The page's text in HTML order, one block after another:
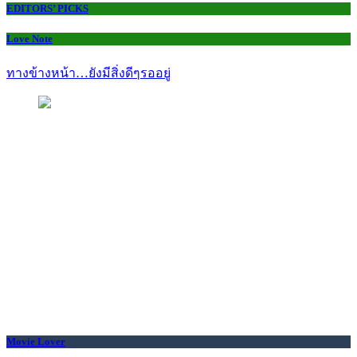
EDITORS’ PICKS
Love Note
ทางข้างหน้า…ยังมีสิ่งดีๆรออยู่
Movie Lover